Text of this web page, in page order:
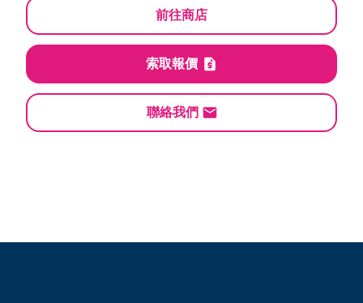
前往商店
索取報價
聯絡我們
keyboard_arrow_down